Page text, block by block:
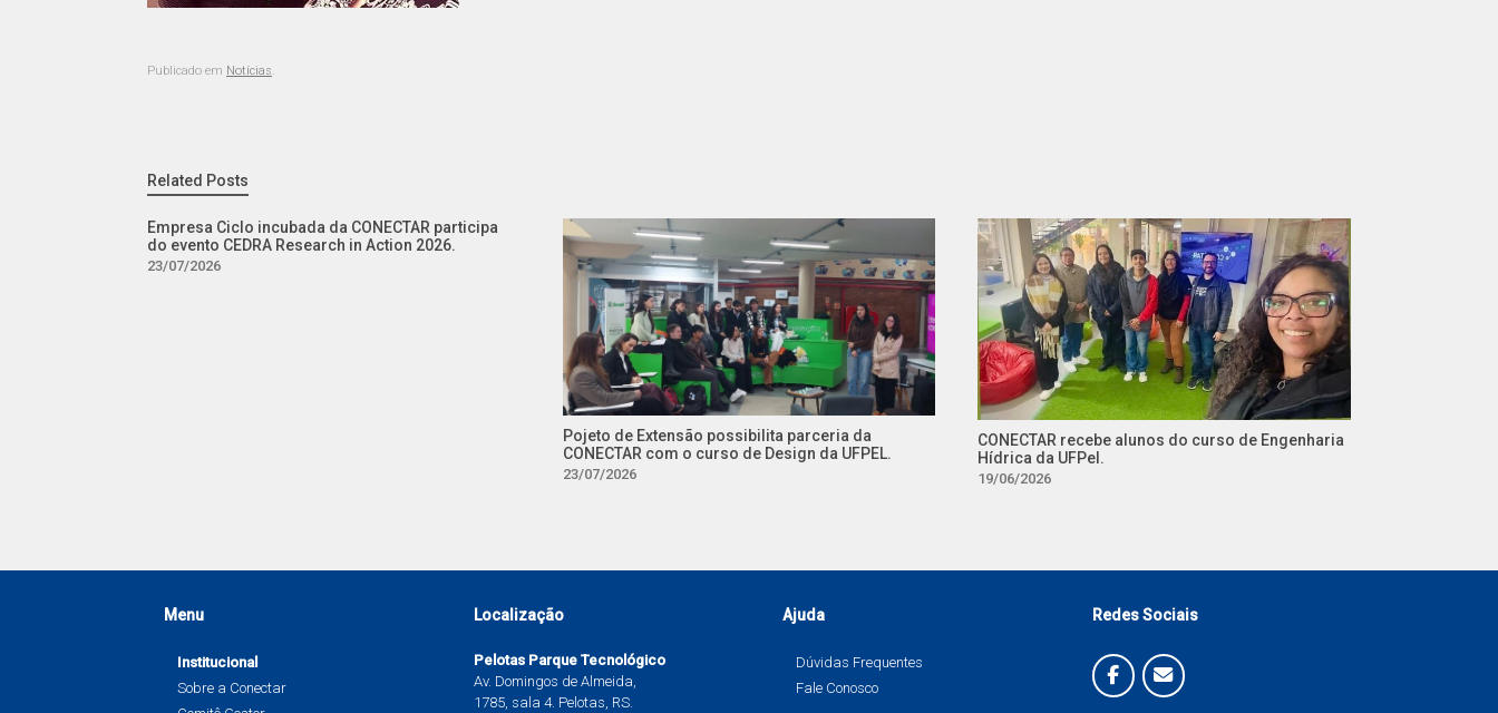
Publicado em Notícias.
Related Posts
Empresa Ciclo incubada da CONECTAR participa
do evento CEDRA Research in Action 2026.
23/07/2026
Pojeto de Extensão possibilita parceria da
CONECTAR com o curso de Design da UFPEL.
23/07/2026
CONECTAR recebe alunos do curso de Engenharia
Hídrica da UFPel.
19/06/2026
Menu
Institucional
Sobre a Conectar
Localização
Pelotas Parque Tecnológico
Av. Domingos de Almeida,
1785, sala 4. Pelotas, RS.
Ajuda
Dúvidas Frequentes
Fale Conosco
Redes Sociais